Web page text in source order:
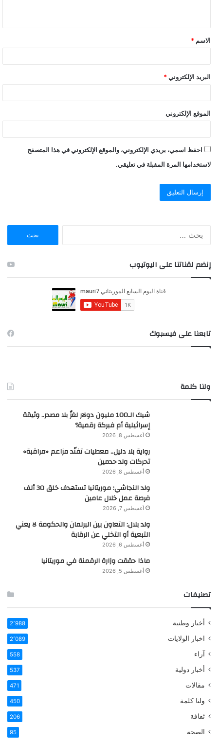
ق
*
الاسم *
البريد الإلكتروني *
الموقع الإلكتروني
احفظ اسمي، بريدي الإلكتروني، والموقع الإلكتروني في هذا المتصفح
لاستخدامها المرة المقبلة في تعليقي.
ن
:
إنضم لقناتنا على اليوتيوب
تابعنا على فيسبوك
ولنا كلمة
شيك الـ100 مليون دولار لغزٌ بلا مصدر.. وثيقة
إسرائيلية أم فبركة رقمية؟
أغسطس 8, 2026
رواية بلا دليل.. معطيات تفنّد مزاعم «مراقبة»
تحركات ولد حدمين
أغسطس 8, 2026
ولد النجاشي: موريتانيا تستهدف خلق 30 ألف
فرصة عمل خلال عامين
أغسطس 7, 2026
ولد بلال: التعاون بين البرلمان والحكومة لا يعني
التبعية أو التخلي عن الرقابة
أغسطس 6, 2026
ماذا حققت وزارة الرقمنة في موريتانيا
أغسطس 5, 2026
تصنيفات
أخبار وطنية 2٬988
اخبار الولايات 2٬089
آراء 558
أخبار دولية 537
مقالات 471
ولنا كلمة 450
ثقافة 206
الصحة 95